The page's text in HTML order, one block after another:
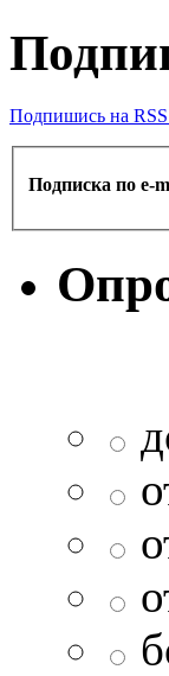
Подпишись на RSS
Подписка по e-